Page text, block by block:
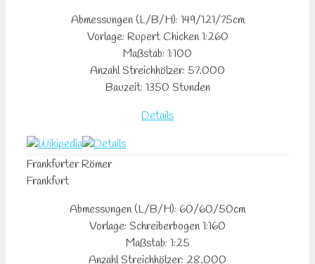
Abmessungen (L/B/H): 149/121/75cm
Vorlage: Rupert Chicken 1:260
Maßstab: 1:100
Anzahl Streichhölzer: 57.000
Bauzeit: 1350 Stunden
Details
Frankfurter Römer
Frankfurt
Abmessungen (L/B/H): 60/60/50cm
Vorlage: Schreiberbogen 1:160
Maßstab: 1:25
Anzahl Streichhölzer: 28.000